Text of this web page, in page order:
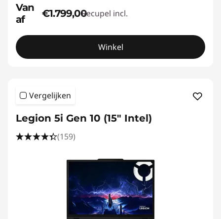
Van
af
€1.799,00Recupel incl.
Winkel
Vergelijken
Legion 5i Gen 10 (15" Intel)
(159)